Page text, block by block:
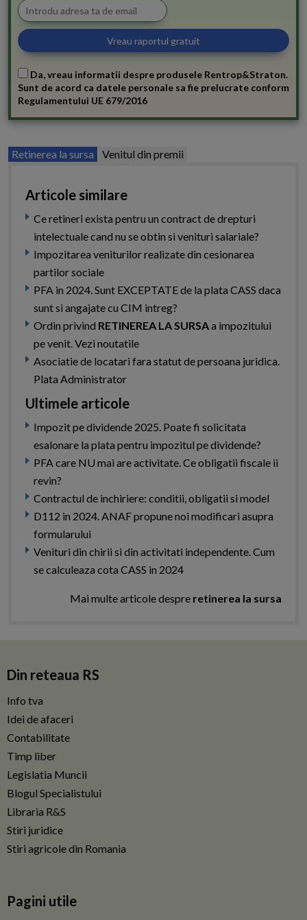
Da, vreau informatii despre produsele Rentrop&Straton.
Sunt de acord ca datele personale sa fie prelucrate conform
Regulamentului UE 679/2016
Retinerea la sursa Venitul din premii
Articole similare
Ce retineri exista pentru un contract de drepturi
intelectuale cand nu se obtin si venituri salariale?
Impozitarea veniturilor realizate din cesionarea
partilor sociale
PFA in 2024. Sunt EXCEPTATE de la plata CASS daca
sunt si angajate cu CIM intreg?
Ordin privind RETINEREA LA SURSAa impozitului
pe venit. Vezi noutatile
Asociatie de locatari fara statut de persoana juridica.
Plata Administrator
Ultimele articole
Impozit pe dividende 2025. Poate fi solicitata
esalonare la plata pentru impozitul pe dividende?
PFA care NU mai are activitate. Ce obligatii fiscale ii
revin?
Contractul de inchiriere: conditii, obligatii si model
D112 in 2024. ANAF propune noi modificari asupra
formularului
Venituri din chirii si din activitati independente. Cum
se calculeaza cota CASS in 2024
Mai multe articole despre retinerea la sursa
Din reteaua RS
Info tva
Idei de afaceri
Contabilitate
Timp liber
Legislatia Muncii
Blogul Specialistului
Libraria R&S
Stiri juridice
Stiri agricole din Romania
Pagini utile